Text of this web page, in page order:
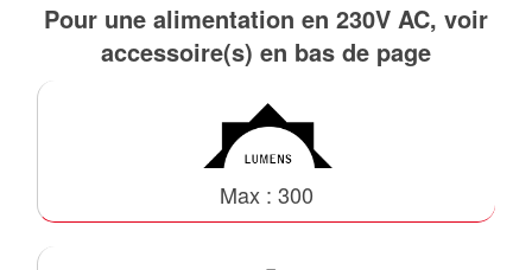
Pour une alimentation en 230V AC, voir
accessoire(s) en bas de page
Max : 300